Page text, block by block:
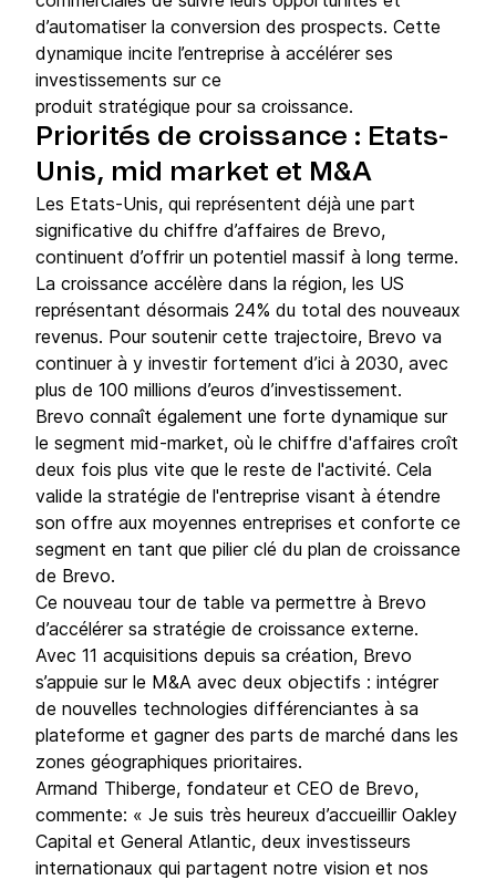
d’automatiser la conversion des prospects. Cette
dynamique incite l’entreprise à accélérer ses
investissements sur ce
produit stratégique pour sa croissance.
Priorités de croissance : Etats-
Unis, mid market et M&A
Les Etats-Unis, qui représentent déjà une part
significative du chiffre d’affaires de Brevo,
continuent d’offrir un potentiel massif à long terme.
La croissance accélère dans la région, les US
représentant désormais 24% du total des nouveaux
revenus. Pour soutenir cette trajectoire, Brevo va
continuer à y investir fortement d’ici à 2030, avec
plus de 100 millions d’euros d’investissement.
Brevo connaît également une forte dynamique sur
le segment mid-market, où le chiffre d'affaires croît
deux fois plus vite que le reste de l'activité. Cela
valide la stratégie de l'entreprise visant à étendre
son offre aux moyennes entreprises et conforte ce
segment en tant que pilier clé du plan de croissance
de Brevo.
Ce nouveau tour de table va permettre à Brevo
d’accélérer sa stratégie de croissance externe.
Avec 11 acquisitions depuis sa création, Brevo
s’appuie sur le M&A avec deux objectifs : intégrer
de nouvelles technologies différenciantes à sa
plateforme et gagner des parts de marché dans les
zones géographiques prioritaires.
Armand Thiberge, fondateur et CEO de Brevo,
commente: « Je suis très heureux d’accueillir Oakley
Capital et General Atlantic, deux investisseurs
internationaux qui partagent notre vision et nos